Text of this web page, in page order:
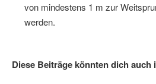
von mindestens 1 m zur
werden.
Diese Beiträge könnten dich auch